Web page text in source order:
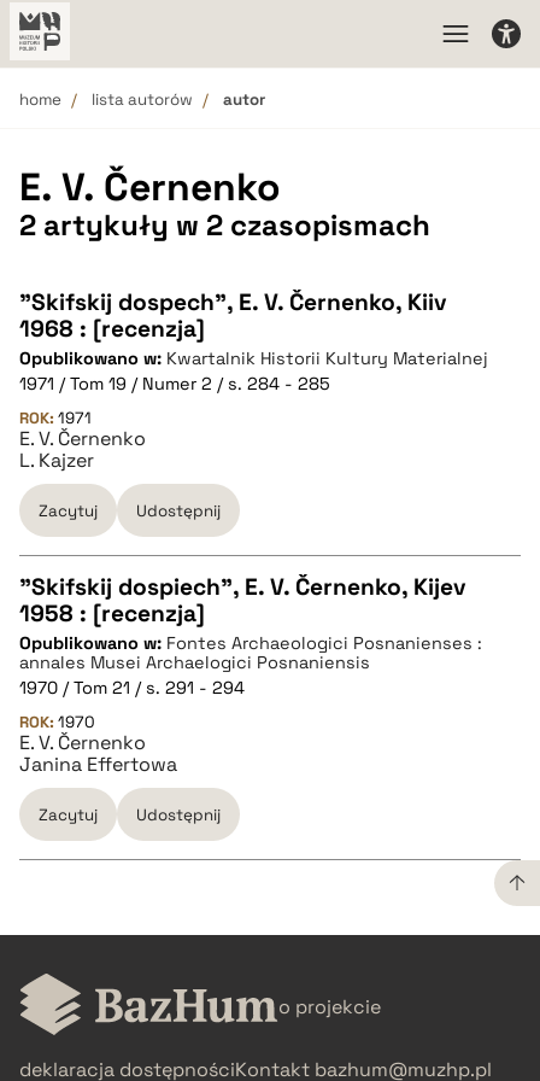
home lista autorów autor
E. V. Černenko
2 artykuły w 2 czasopismach
"Skifskij dospech", E. V. Černenko, Kiiv
1968 : [recenzja]
Opublikowano w: Kwartalnik Historii Kultury Materialnej
1971 / Tom 19 / Numer 2 / s. 284 - 285
ROK: 1971
E. V. Černenko
L. Kajzer
Zacytuj Udostępnij
CZYSTY TEKST
pobierz cytat
BIBTEX
pobierz cytat
"Skifskij dospiech", E. V. Černenko, Kijev
1958 : [recenzja]
Opublikowano w: Fontes Archaeologici Posnanienses :
annales Musei Archaelogici Posnaniensis
1970 / Tom 21 / s. 291 - 294
ROK: 1970
E. V. Černenko
Janina Effertowa
Zacytuj Udostępnij
CZYSTY TEKST
pobierz cytat o projekcie
deklaracja dostępnościKontakt bazhum@muzhp.pl